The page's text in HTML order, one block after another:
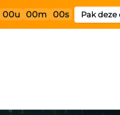
00u 00m 00s Pak deze